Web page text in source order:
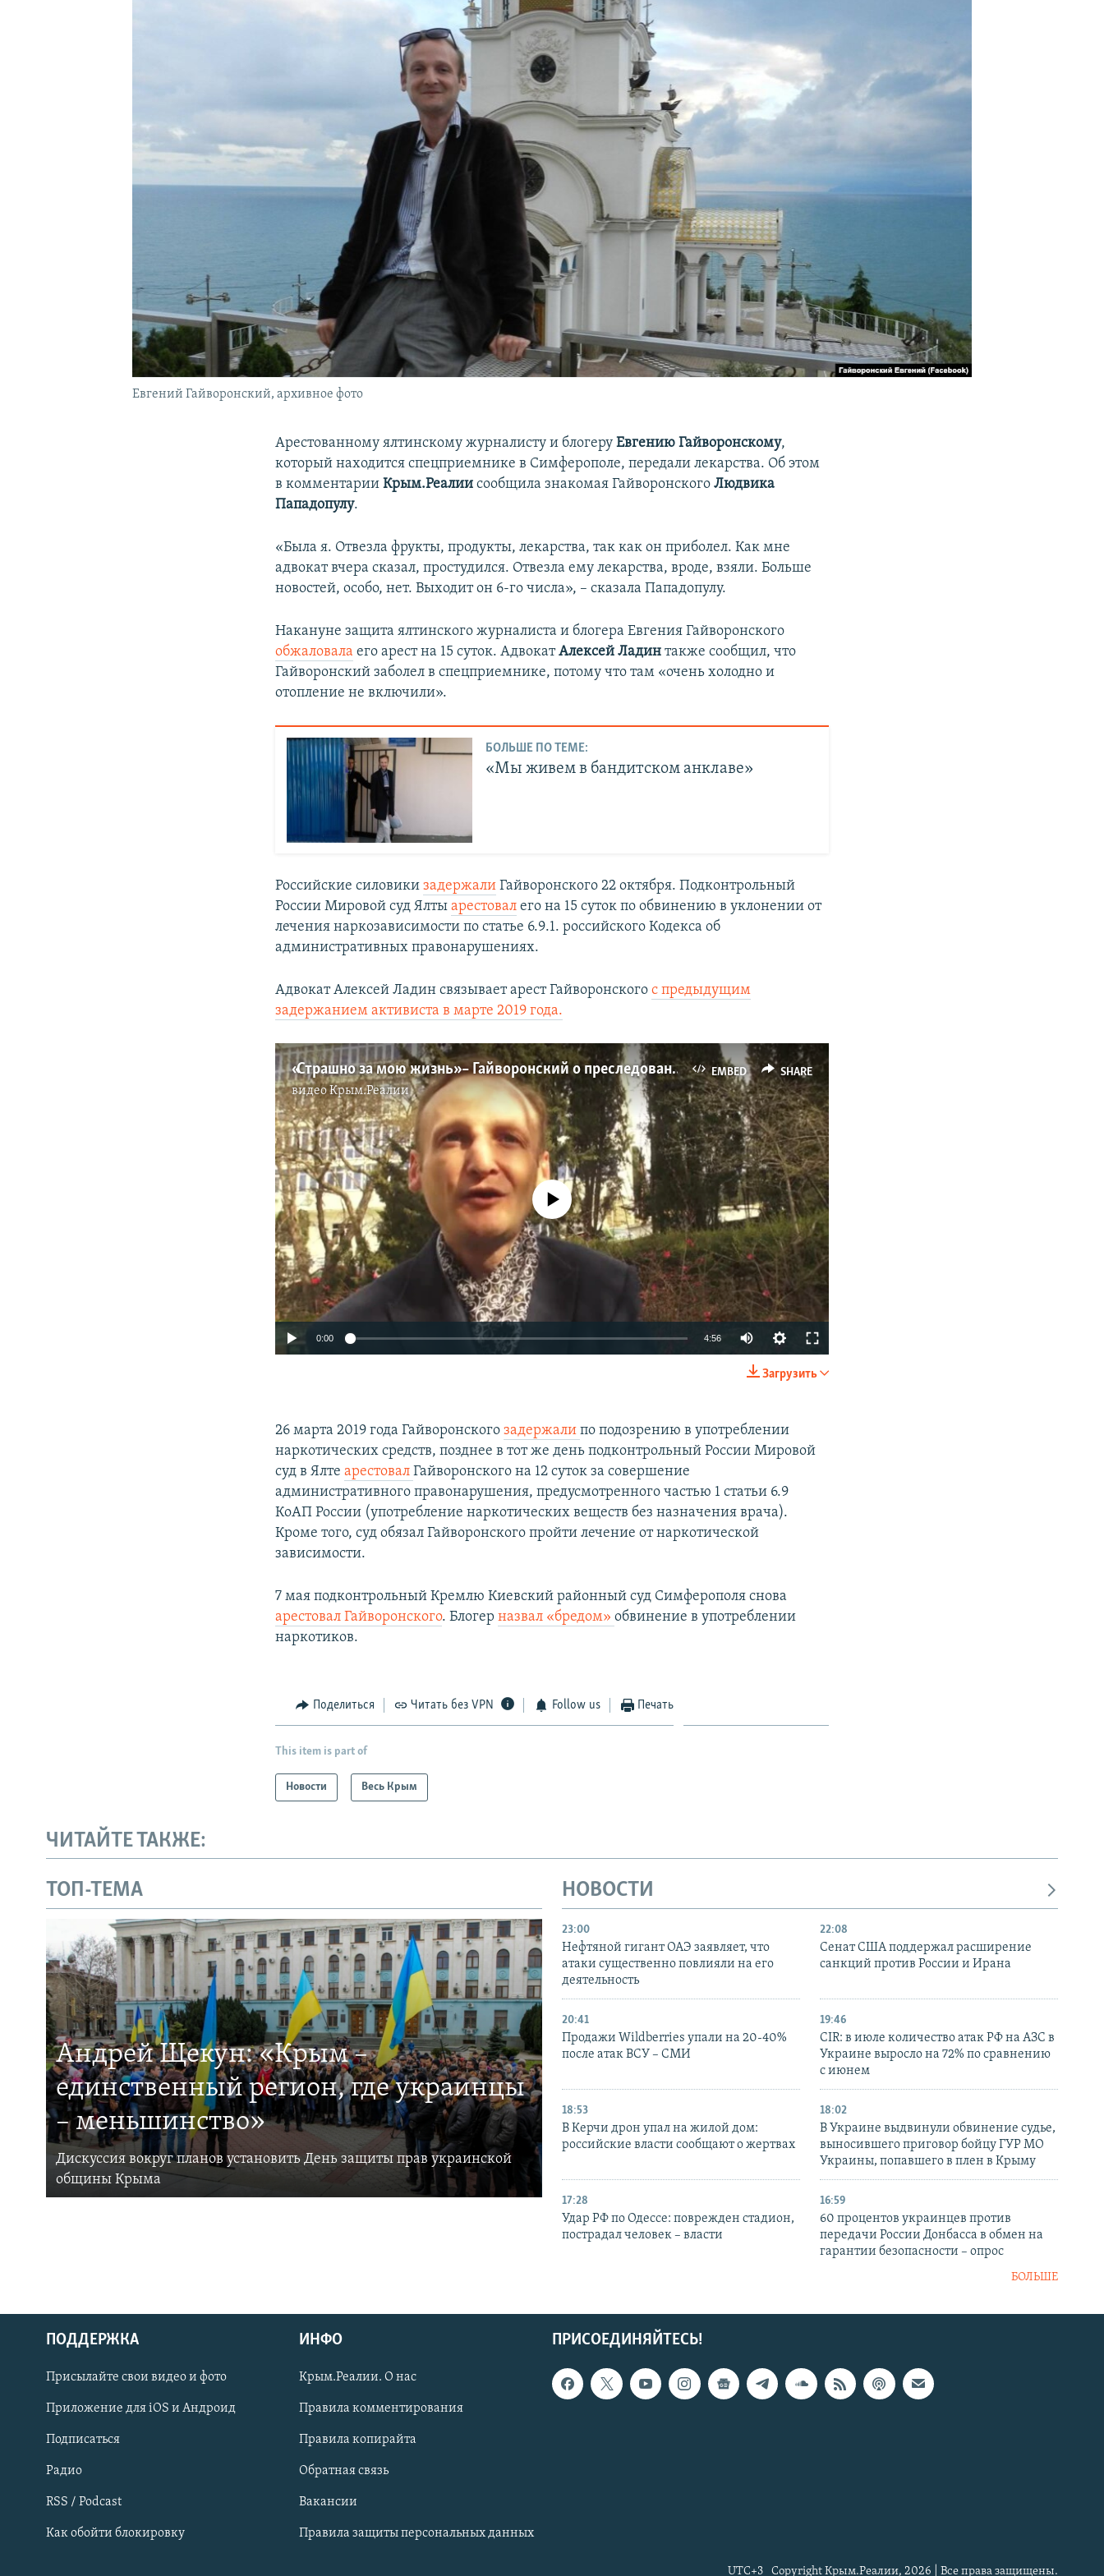
Українською
Qırımtatar
ПРИСОЕДИНЯЙТЕСЬ!
Евгений Гайворонский, архивное фото
Арестованному ялтинскому журналисту и блогеруЕвгению Гайворонскому,
который находится спецприемнике в Симферополе, передали лекарства. Об этом
в комментарииКрым.Реалиисообщила знакомая ГайворонскогоЛюдвика
Пападопулу.
«Была я. Отвезла фрукты, продукты, лекарства, так как он приболел. Как мне
адвокат вчера сказал, простудился. Отвезла ему лекарства, вроде, взяли. Больше
новостей, особо, нет. Выходит он 6-го числа», – сказала Пападопулу.
Накануне защита ялтинского журналиста и блогера Евгения Гайворонского
обжаловала его арест на 15 суток. АдвокатАлексей Ладинтакже сообщил, что
Гайворонский заболел в спецприемнике, потому что там «очень холодно и
отопление не включили».
БОЛЬШЕ ПО ТЕМЕ:
«Мы живем в бандитском анклаве»
Российские силовикизадержали Гайворонского 22 октября. Подконтрольный
России Мировой суд Ялтыарестовал его на 15 суток по обвинению в уклонении от
лечения наркозависимости по статье 6.9.1. российского Кодекса об
административных правонарушениях.
Адвокат Алексей Ладин связывает арест Гайворонскогос предыдущим
задержанием активиста в марте 2019 года.
EMBED SHARE
«Страшно за мою жизнь» – Гайворонский о преследованиях (видео)
видеоКрым.Реалии
SHARE
No media source currently available
0:00 4:56
Загрузить
26 марта 2019 года Гайворонскогозадержалипо подозрению в употреблении
наркотических средств, позднее в тот же день подконтрольный России Мировой
суд в ЯлтеарестовалГайворонского на 12 суток за совершение
административного правонарушения, предусмотренного частью 1 статьи 6.9
КоАП России (употребление наркотических веществ без назначения врача).
Кроме того, суд обязал Гайворонского пройти лечение от наркотической
зависимости.
7 мая подконтрольный Кремлю Киевский районный суд Симферополя снова
арестовал Гайворонского. Блогерназвал «бредом»обвинение в употреблении
наркотиков.
Поделиться Читать без VPN Follow us Печать
This item is part of
Новости Весь Крым
ЧИТАЙТЕ ТАКЖЕ:
ТОП-ТЕМА
Андрей Щекун: «Крым –
единственный регион, где украинцы
– меньшинство»
Дискуссия вокруг планов установить День защиты прав украинской
общины Крыма
НОВОСТИ
23:00
Нефтяной гигант ОАЭ заявляет, что
атаки существенно повлияли на его
деятельность
22:08
Сенат США поддержал расширение
санкций против России и Ирана
20:41
Продажи Wildberries упали на 20-40%
после атак ВСУ – СМИ
19:46
CIR: в июле количество атак РФ на АЗС в
Украине выросло на 72% по сравнению
с июнем
18:53
В Керчи дрон упал на жилой дом:
российские власти сообщают о жертвах
18:02
В Украине выдвинули обвинение судье,
выносившего приговор бойцу ГУР МО
Украины, попавшего в плен в Крыму
17:28
Удар РФ по Одессе: поврежден стадион,
пострадал человек – власти
16:59
60 процентов украинцев против
передачи России Донбасса в обмен на
гарантии безопасности – опрос
БОЛЬШЕ
ПРИСОЕДИНЯЙТЕСЬ!
ПОДДЕРЖКА
Присылайте свои видео и фото
Приложение для iOS и Андроид
Подписаться
Радио
RSS / Podcast
Как обойти блокировку
ИНФО
Крым.Реалии. О нас
Правила комментирования
Правила копирайта
Обратная связь
Вакансии
Правила защиты персональных данных
Copyright Крым.Реалии, 2026 | Все права защищены.
UTC+3